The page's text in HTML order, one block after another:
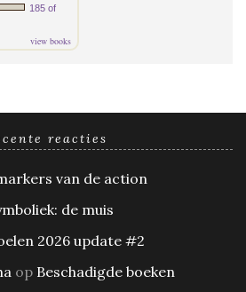
185 of
view books
reacties
van de action
de muis
2026 update #2
op Beschadigde boeken